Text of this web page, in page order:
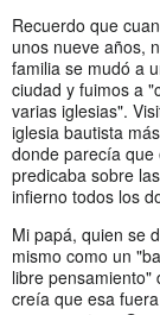
Recuerdo que
unos nueve años,
familia se mudó a
ciudad y fuimos a
varias iglesias".
iglesia bautista
donde parecía que
predicaba sobre
infierno todos los
Mi papá, quien se
mismo como un
libre pensamiento"
creía que esa